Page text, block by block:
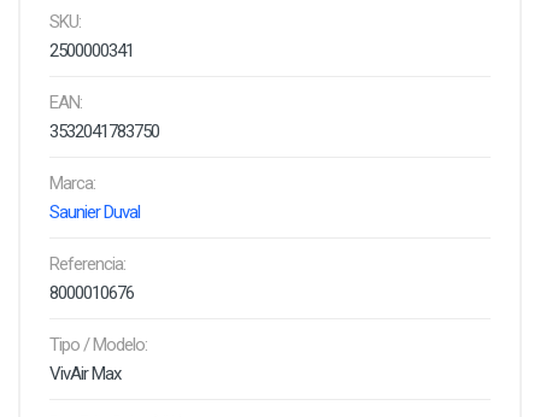
SKU:
2500000341
EAN:
3532041783750
Marca:
Saunier Duval
Referencia:
8000010676
Tipo / Modelo:
VivAir Max